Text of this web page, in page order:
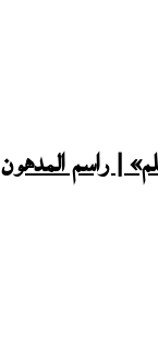
| راسم المدهون